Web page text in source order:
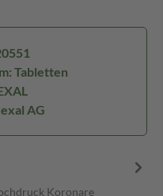
Tabletten
AG
Koronare